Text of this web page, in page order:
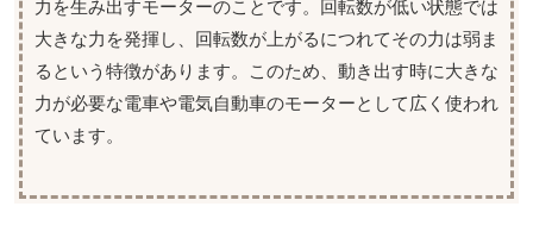
力を生み出すモーターのことです。回転数が低い状態では
大きな力を発揮し、回転数が上がるにつれてその力は弱ま
るという特徴があります。このため、動き出す時に大きな
力が必要な電車や電気自動車のモーターとして広く使われ
ています。